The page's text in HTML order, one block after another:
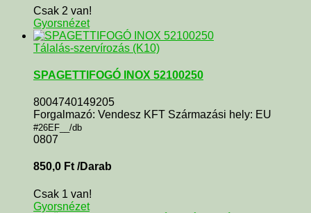
Csak 2 van!
Gyorsnézet
Tálalás-szervírozás (K10)
SPAGETTIFOGÓ INOX 52100250
8004740149205
Forgalmazó: Vendesz KFT Származási hely: EU
#26EF__/db
0807
850,0 Ft /Darab
Csak 1 van!
Gyorsnézet